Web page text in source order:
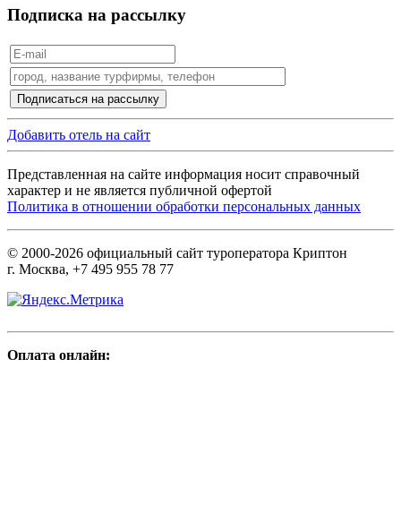
Подписка на рассылку
Добавить отель на сайт
Представленная на сайте информация носит справочный
характер и не является публичной офертой
Политика в отношении обработки персональных данных
© 2000-2026 официальный сайт туроператора Криптон
г. Москва, +7 495 955 78 77
Оплата онлайн: